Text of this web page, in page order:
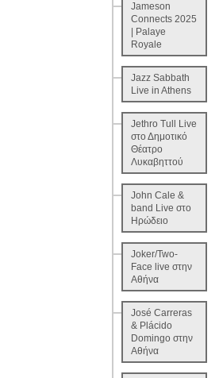
Jameson
Connects 2025
| Palaye
Royale
Jazz Sabbath
Live in Athens
Jethro Tull Live
στο Δημοτικό
Θέατρο
Λυκαβηττού
John Cale &
band Live στο
Ηρώδειο
Joker/Two-
Face live στην
Αθήνα
José Carreras
& Plácido
Domingo στην
Αθήνα